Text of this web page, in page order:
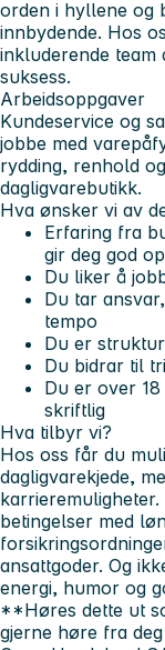
orden i hyllene og
innbydende. Hos
inkluderende team
suksess.
Arbeidsoppgaver
Kundeservice og
jobbe med
rydding, renhold
dagligvarebutikk.
Hva ønsker vi av
Erfaring fra
gir deg god
Du liker å
Du tar
tempo
Du er
Du bidrar til
Du er over
skriftlig
Hva tilbyr vi?
Hos oss får du
dagligvarekjede,
betingelser med
ansattgoder. Og
energi, humor og
**Høres dette ut
gjerne høre fra